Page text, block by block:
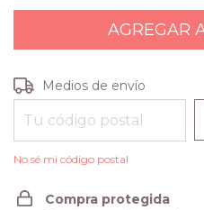
Entregas para el CP:
Medios de envío
No sé mi código postal
Compra protegida